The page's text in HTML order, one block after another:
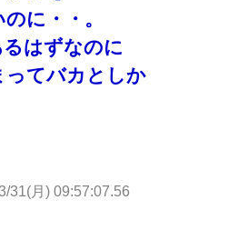
に・・。
はずなのに
ってバカとしか
31(月) 09:57:07.56